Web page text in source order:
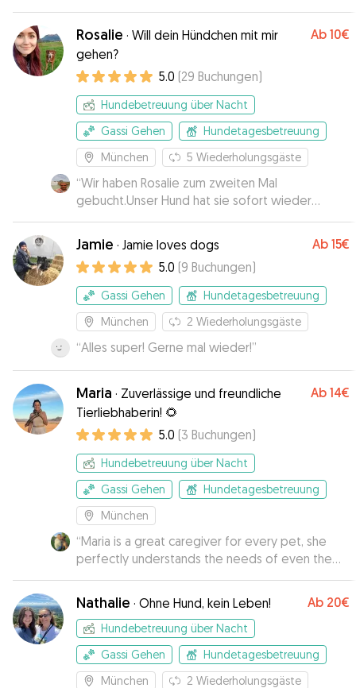
Rosalie · Will dein Hündchen mit mir
gehen?
Ab 10€
5.0 (29 Buchungen)
Hundebetreuung über Nacht
Gassi Gehen
Hundetagesbetreuung
München
5 Wiederholungsgäste
“Wir haben Rosalie zum zweiten Mal
gebucht.Unser Hund hat sie sofort wieder
erkannt und sich gleich den Bauch kraulen lassen.
Wenn das kein Vertrauensbeweis ist?! Es war
alles perfekt. Vielen Dank und jederzeit immer
wieder.”
Jamie · Jamie loves dogs Ab 15€
5.0 (9 Buchungen)
Gassi Gehen
Hundetagesbetreuung
München
2 Wiederholungsgäste
“Alles super! Gerne mal wieder!”
Maria · Zuverlässige und freundliche
Tierliebhaberin! 🌻
Ab 14€
5.0 (3 Buchungen)
Hundebetreuung über Nacht
Gassi Gehen
Hundetagesbetreuung
München
“Maria is a great caregiver for every pet, she
perfectly understands the needs of even the
most demanding dog 🥰🥰🥰 I recommend her
with all my heart 🌹🥰
Nathalie · Ohne Hund, kein Leben! Ab 20€
Hundebetreuung über Nacht
Gassi Gehen
Hundetagesbetreuung
München
2 Wiederholungsgäste